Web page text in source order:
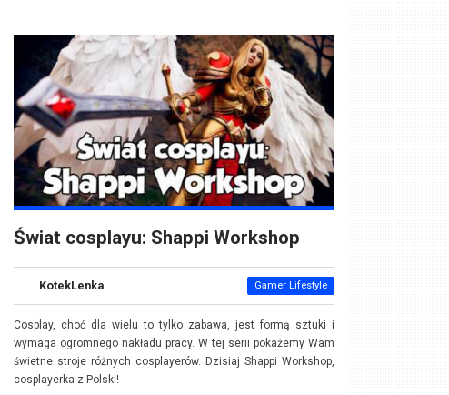
Świat cosplayu: Shappi Workshop
KotekLenka Gamer Lifestyle
Cosplay, choć dla wielu to tylko zabawa, jest formą sztuki i
wymaga ogromnego nakładu pracy. W tej serii pokażemy Wam
świetne stroje różnych cosplayerów. Dzisiaj Shappi Workshop,
cosplayerka z Polski!